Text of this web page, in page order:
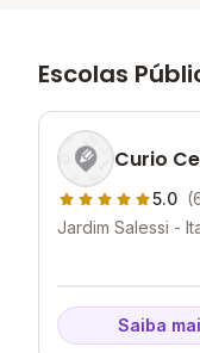
Escolas
Curio
5.0
Jardim Salessi -
Saiba